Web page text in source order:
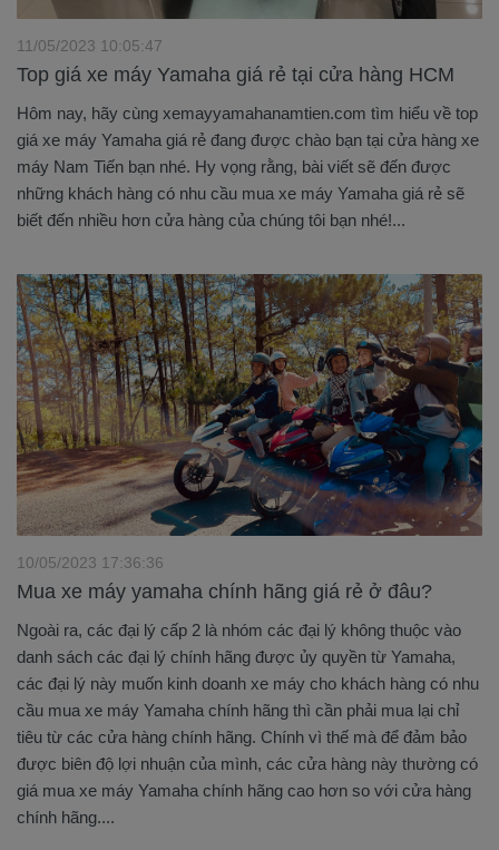
Top giá xe máy Yamaha giá rẻ tại cửa hàng HCM
11/05/2023 10:05:47
Hôm nay, hãy cùng xemayyamahanamtien.com tìm hiểu về top
giá xe máy Yamaha giá rẻ đang được chào bạn tại cửa hàng xe
máy Nam Tiến bạn nhé. Hy vọng rằng, bài viết sẽ đến được
những khách hàng có nhu cầu mua xe máy Yamaha giá rẻ sẽ
biết đến nhiều hơn cửa hàng của chúng tôi bạn nhé!...
Mua xe máy yamaha chính hãng giá rẻ ở đâu?
10/05/2023 17:36:36
Ngoài ra, các đại lý cấp 2 là nhóm các đại lý không thuộc vào
danh sách các đại lý chính hãng được ủy quyền từ Yamaha,
các đại lý này muốn kinh doanh xe máy cho khách hàng có nhu
cầu mua xe máy Yamaha chính hãng thì cần phải mua lại chỉ
tiêu từ các cửa hàng chính hãng. Chính vì thế mà để đảm bảo
được biên độ lợi nhuận của mình, các cửa hàng này thường có
giá mua xe máy Yamaha chính hãng cao hơn so với cửa hàng
chính hãng....